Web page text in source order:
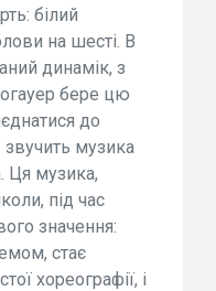
білий
на шесті. В
динамік, з
бере цю
до
звучить музика
Ця музика,
під час
значення:
стає
хореографії, і